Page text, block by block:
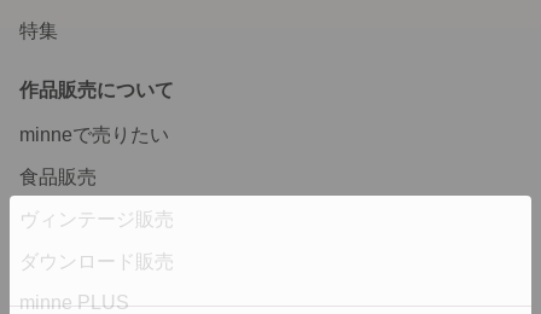
特集
作品販売について
minneで売りたい
食品販売
ヴィンテージ販売
ダウンロード販売
minne PLUS